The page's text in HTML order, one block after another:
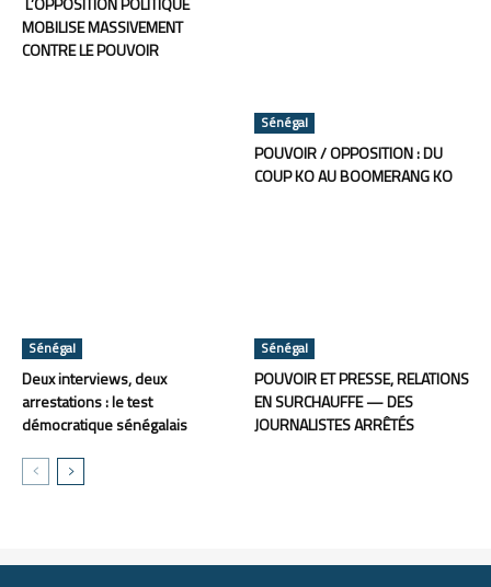
MOBILISE MASSIVEMENT
CONTRE LE POUVOIR
Sénégal
POUVOIR / OPPOSITION : DU
COUP KO AU BOOMERANG KO
Sénégal
Deux interviews, deux
arrestations : le test
démocratique sénégalais
Sénégal
POUVOIR ET PRESSE, RELATIONS
EN SURCHAUFFE — DES
JOURNALISTES ARRÊTÉS